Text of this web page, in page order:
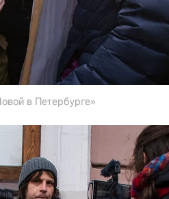
в Петербурге»